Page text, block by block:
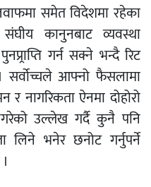
समेत विदेशमा रहेका
कानुनबाट व्यवस्था
गर्न सक्ने भन्दै रिट
सर्वोच्चले आफ्नो फैसलामा
नागरिकता ऐनमा दोहोरो
नगरेको उल्लेख गर्दै कुनै पनि
लिने भनेर छनोट गर्नुपर्ने